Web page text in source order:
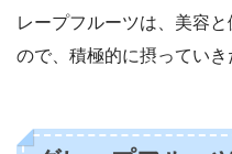
レープフルーツは、美容
ので、積極的に摂っていき